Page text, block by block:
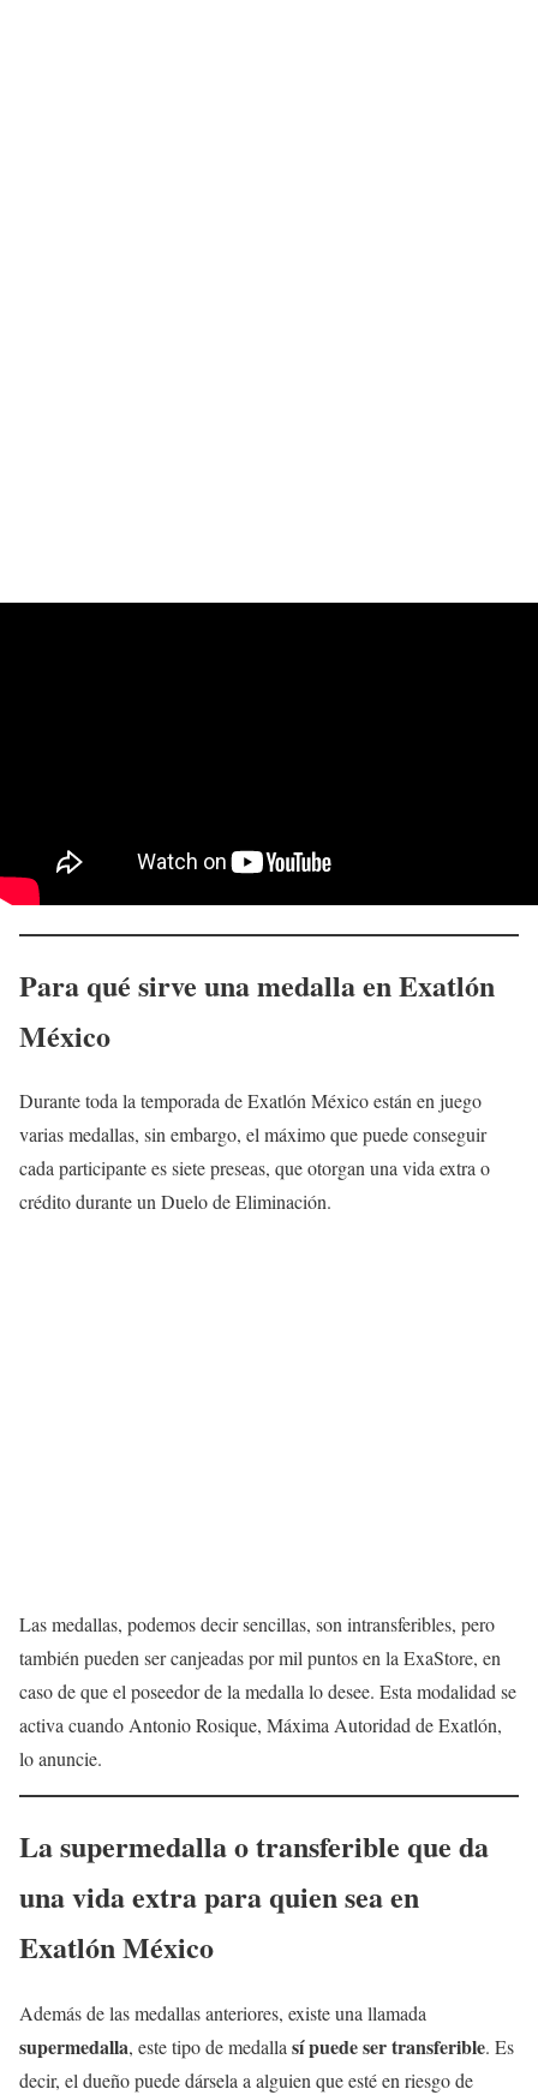
Para qué sirve una medalla en Exatlón
México
Durante toda la ​temporada de Exatlón México están en juego
varias medallas, sin embargo, el máximo que puede conseguir
cada participante es siete preseas, que otorgan una vida extra o
crédito durante un Duelo de Eliminación.
Las medallas, podemos decir sencillas, son intransferibles, pero
también pueden ser canjeadas por mil puntos en la ExaStore, en
caso de que el poseedor de la medalla lo desee. Esta modalidad se
activa cuando Antonio Rosique, Máxima Autoridad de Exatlón,
lo anuncie.
La supermedalla o transferible que da
una vida extra para quien sea en
Exatlón México
Además de las medallas anteriores, existe una llamada
supermedalla, este tipo de medallasí puede ser transferible. Es
decir, el dueño puede dársela a alguien que esté en riesgo de